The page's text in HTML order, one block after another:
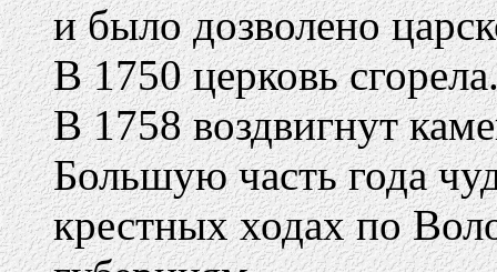
и было дозволено
В 1750 церковь
В 1758 воздвигнут
Большую часть года
крестных ходах по